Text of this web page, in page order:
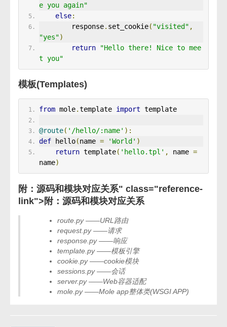
e you again"
else:
        response
. set_cookie( "visited" ,
"yes")
return
"Hello there! Nice to mee
t you"
模板(Templates)
from mole.template import template
@route( '/hello/:name' ):
def hello(name = 'World' )
return template( 'hello.tpl' , name =
name)
附：源码和模块对应关系" class="reference-
link"> 附：源码和模块对应关系
route.py ——URL路由
request.py ——请求
response.py ——响应
template.py ——模板引擎
cookie.py ——cookie模块
sessions.py ——会话
server.py ——Web容器适配
mole.py ——Mole app整体类(WSGI APP)